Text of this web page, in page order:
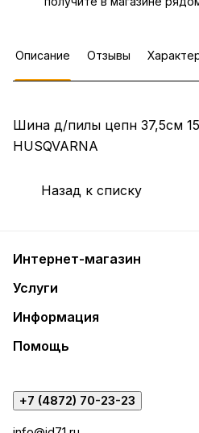
Описание Отзывы
Шина д/пилы цепн 37,5см
HUSQVARNA
Назад к списку
Интернет-магазин
Услуги
Информация
Помощь
+7 (4872) 70-23-23